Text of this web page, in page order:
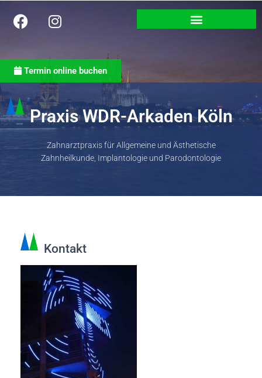
Termin online buchen
Praxis WDR-Arkaden Köln
Zahnarztpraxis für Allgemeine und Ästhetische
Zahnheilkunde, Implantologie und Parodontologie
Kontakt